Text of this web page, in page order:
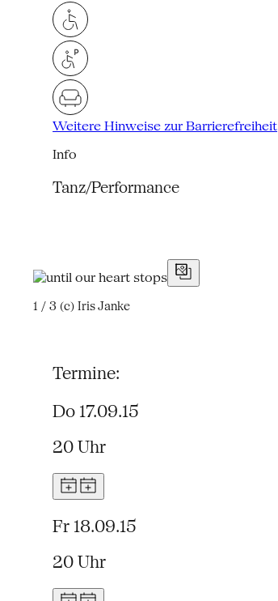
Weitere Hinweise zur Barrierefreiheit
Info
Tanz/Performance
1 / 3 (c) Iris Janke
Termine:
Do 17.09.15
20 Uhr
Fr 18.09.15
20 Uhr